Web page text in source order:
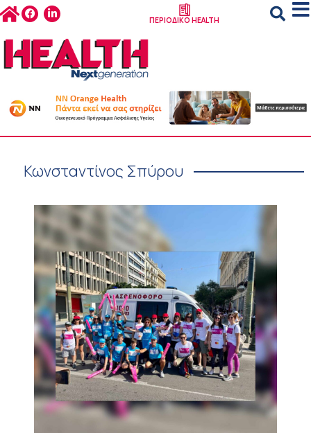
ΠΕΡΙΟΔΙΚΟ HEALTH
Κωνσταντίνος Σπύρου